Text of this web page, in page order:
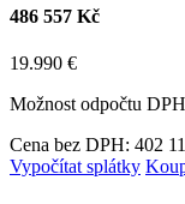
486 557 Kč
19.990 €
Možnost odpočtu DPH
Cena bez DPH: 402
Vypočítat splátky